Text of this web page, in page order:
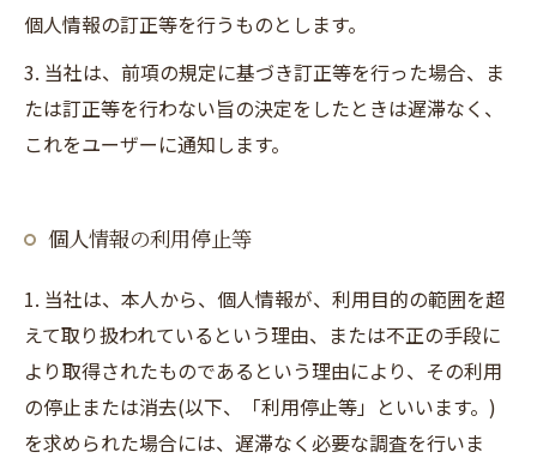
個人情報の訂正等を行うものとします。
3. 当社は、前項の規定に基づき訂正等を行った場合、ま
たは訂正等を行わない旨の決定をしたときは遅滞なく、
これをユーザーに通知します。
個人情報の利用停止等
1. 当社は、本人から、個人情報が、利用目的の範囲を超
えて取り扱われているという理由、または不正の手段に
より取得されたものであるという理由により、その利用
の停止または消去(以下、「利用停止等」といいます。)
を求められた場合には、遅滞なく必要な調査を行いま